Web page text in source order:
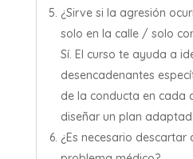
¿Sirve si la agresión
solo en la calle / solo
Sí. El curso te ayuda a
desencadenantes
de la conducta en cada
diseñar un plan
¿Es necesario descartar